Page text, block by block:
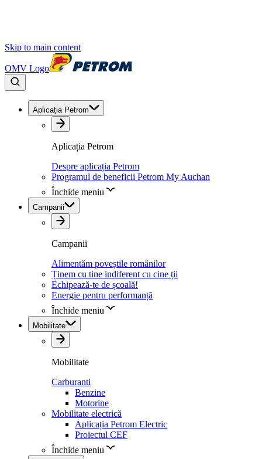
Skip to main content
OMV Logo
Aplicația Petrom
Aplicația Petrom
Despre aplicația Petrom
Programul de beneficii Petrom My Auchan
Închide meniu
Campanii
Campanii
Alimentăm poveștile românilor
Ținem cu tine indiferent cu cine ții
Echipează-te de școală!
Energie pentru performanță
Închide meniu
Mobilitate
Mobilitate
Carburanti
Benzine
Motorine
Mobilitate electrică
Aplicația Petrom Electric
Proiectul CEF
Închide meniu